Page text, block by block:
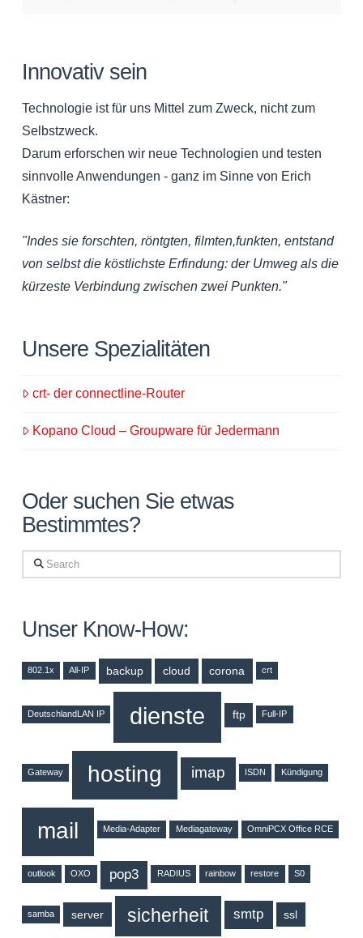
Innovativ sein
Technologie ist für uns Mittel zum Zweck, nicht zum
Selbstzweck.
Darum erforschen wir neue Technologien und testen
sinnvolle Anwendungen - ganz im Sinne von Erich
Kästner:
"Indes sie forschten, röntgten, filmten,funkten, entstand
von selbst die köstlichste Erfindung: der Umweg als die
kürzeste Verbindung zwischen zwei Punkten."
Unsere Spezialitäten
crt- der connectline-Router
Kopano Cloud – Groupware für Jedermann
Oder suchen Sie etwas
Bestimmtes?
Search
Unser Know-How:
802.1x All-IP backup cloud corona crt
DeutschlandLAN IP dienste ftp Full-IP
Gateway hosting imap ISDN Kündigung
mail Media-Adapter Mediagateway OmniPCX Office RCE
outlook OXO pop3 RADIUS rainbow restore S0
samba server sicherheit smtp ssl